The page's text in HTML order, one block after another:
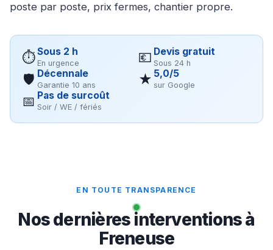
poste par poste, prix fermes, chantier propre.
⏱Sous 2 h
En urgence 💶 Devis gratuit
Sous 24 h
🛡 Décennale
Garantie 10 ans ★ 5,0/5
sur Google
📅 Pas de surcoût
Soir / WE / fériés
EN TOUTE TRANSPARENCE
Nos dernières interventions à
Freneuse